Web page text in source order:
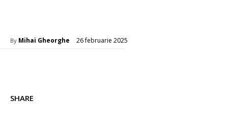
By Mihai Gheorghe 26 februarie 2025
SHARE